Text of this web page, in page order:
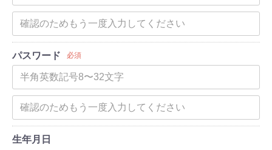
パスワード 必須
生年月日